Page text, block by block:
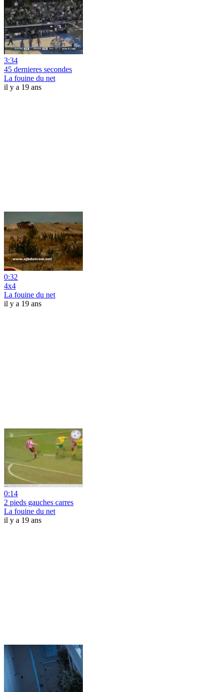
3:34
45 dernieres secondes
La fouine du net
il y a 19 ans
0:32
4x4
La fouine du net
il y a 19 ans
0:14
2 pieds gauches carres
La fouine du net
il y a 19 ans